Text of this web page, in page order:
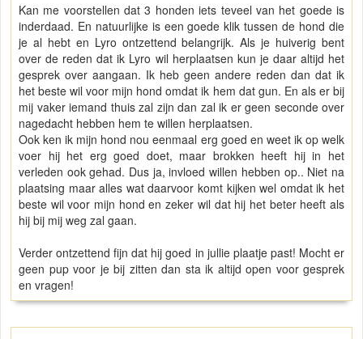
Kan me voorstellen dat 3 honden iets teveel van het goede is
inderdaad. En natuurlijke is een goede klik tussen de hond die
je al hebt en Lyro ontzettend belangrijk. Als je huiverig bent
over de reden dat ik Lyro wil herplaatsen kun je daar altijd het
gesprek over aangaan. Ik heb geen andere reden dan dat ik
het beste wil voor mijn hond omdat ik hem dat gun. En als er bij
mij vaker iemand thuis zal zijn dan zal ik er geen seconde over
nagedacht hebben hem te willen herplaatsen.
Ook ken ik mijn hond nou eenmaal erg goed en weet ik op welk
voer hij het erg goed doet, maar brokken heeft hij in het
verleden ook gehad. Dus ja, invloed willen hebben op.. Niet na
plaatsing maar alles wat daarvoor komt kijken wel omdat ik het
beste wil voor mijn hond en zeker wil dat hij het beter heeft als
hij bij mij weg zal gaan.
Verder ontzettend fijn dat hij goed in jullie plaatje past! Mocht er
geen pup voor je bij zitten dan sta ik altijd open voor gesprek
en vragen!